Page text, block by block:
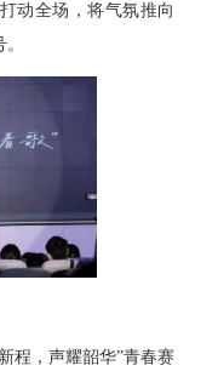
动全场，将气氛推向
程，声耀韶华”青春赛